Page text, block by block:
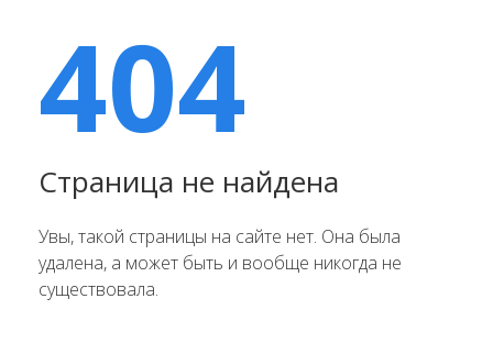
404
Страница не найдена
Увы, такой страницы на сайте нет. Она была
удалена, а может быть и вообще никогда не
существовала.